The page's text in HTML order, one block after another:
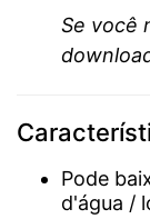
Se você
Pode
d'água /